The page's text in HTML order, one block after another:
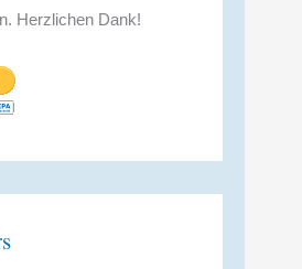
Herzlichen Dank!